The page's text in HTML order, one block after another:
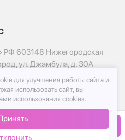
В корзину
603148 Нижегородская
ул. Джамбула, д. 30А
24.ру
для улучшения работы сайта и
использовать сайт, вы
использования cookies.